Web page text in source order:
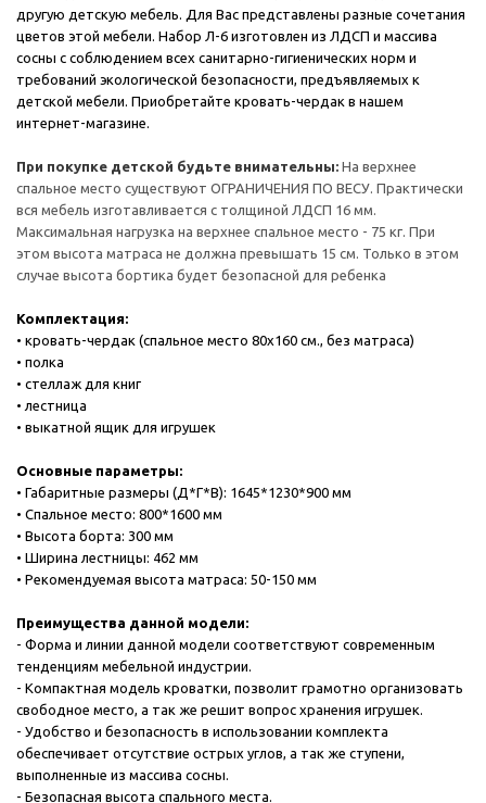
другую детскую мебель. Для Вас представлены разные сочетания
цветов этой мебели. Набор Л-6 изготовлен из ЛДСП и массива
сосны с соблюдением всех санитарно-гигиенических норм и
требований экологической безопасности, предъявляемых к
детской мебели. Приобретайте кровать-чердак в нашем
интернет-магазине.
При покупке детской будьте внимательны: На верхнее
спальное место существуют ОГРАНИЧЕНИЯ ПО ВЕСУ. Практически
вся мебель изготавливается с толщиной ЛДСП 16 мм.
Максимальная нагрузка на верхнее спальное место - 75 кг. При
этом высота матраса не должна превышать 15 см. Только в этом
случае высота бортика будет безопасной для ребенка
Комплектация:
• кровать-чердак (спальное место 80х160 см., без матраса)
• полка
• стеллаж для книг
• лестница
• выкатной ящик для игрушек
Основные параметры:
• Габаритные размеры (Д*Г*В): 1645*1230*900 мм
• Спальное место: 800*1600 мм
• Высота борта: 300 мм
• Ширина лестницы: 462 мм
• Рекомендуемая высота матраса: 50-150 мм
Преимущества данной модели:
- Форма и линии данной модели соответствуют современным
тенденциям мебельной индустрии.
- Компактная модель кроватки, позволит грамотно организовать
свободное место, а так же решит вопрос хранения игрушек.
- Удобство и безопасность в использовании комплекта
обеспечивает отсутствие острых углов, а так же ступени,
выполненные из массива сосны.
- Безопасная высота спального места.